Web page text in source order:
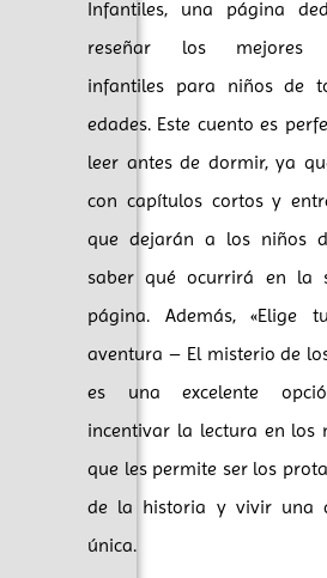
Infantiles, una página
reseñar los mejores
infantiles para niños de
edades. Este cuento es
leer antes de dormir, ya
con capítulos cortos y
que dejarán a los niños
saber qué ocurrirá en la
página. Además, «Elige
aventura – El misterio de
es una excelente
incentivar la lectura en los
que les permite ser los
de la historia y vivir una
única.